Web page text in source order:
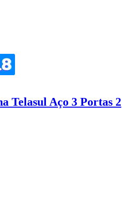
Telasul Aço 3 Portas 2